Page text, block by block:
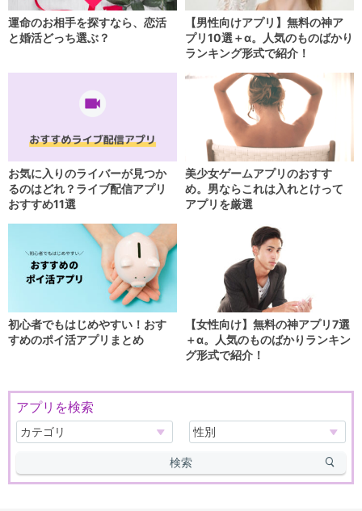
運命のお相手を探すなら、恋活
と婚活どっち選ぶ？
【男性向けアプリ】無料の神ア
プリ10選＋α。人気のものばかり
ランキング形式で紹介！
お気に入りのライバーが見つか
るのはどれ？ライブ配信アプリ
おすすめ11選
美少女ゲームアプリのおすす
め。男ならこれは入れとけって
アプリを厳選
初心者でもはじめやすい！おす
すめのポイ活アプリまとめ
【女性向け】無料の神アプリ7選
＋α。人気のものばかりランキン
グ形式で紹介！
アプリを検索
検索